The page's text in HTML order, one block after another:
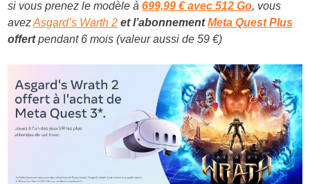
si vous prenez le modèle à699,99 € avec 512 Go, vous
avezAsgard’s Warth 2 et l’abonnementMeta Quest Plus
offertpendant 6 mois (valeur aussi de 59 €)